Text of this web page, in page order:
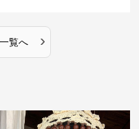
覧へ ›